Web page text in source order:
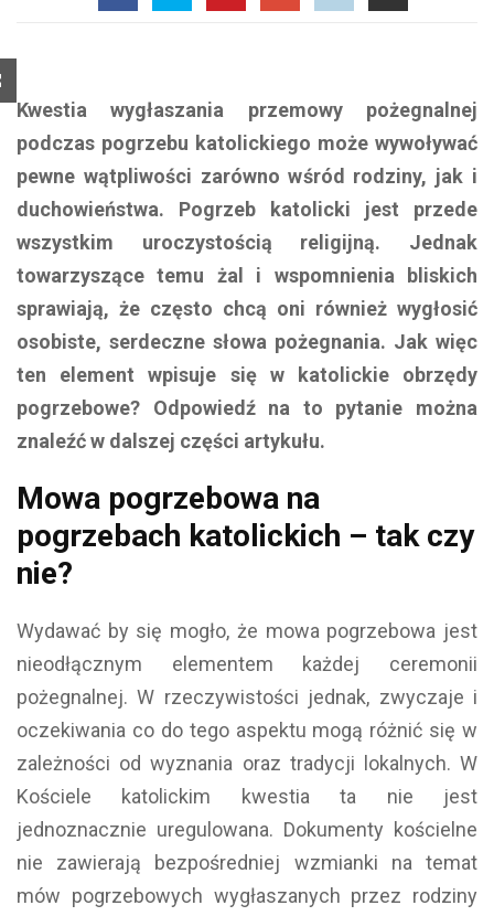
Kwestia wygłaszania przemowy pożegnalnej
podczas pogrzebu katolickiego może wywoływać
pewne wątpliwości zarówno wśród rodziny, jak i
duchowieństwa. Pogrzeb katolicki jest przede
wszystkim uroczystością religijną. Jednak
towarzyszące temu żal i wspomnienia bliskich
sprawiają, że często chcą oni również wygłosić
osobiste, serdeczne słowa pożegnania. Jak więc
ten element wpisuje się w katolickie obrzędy
pogrzebowe? Odpowiedź na to pytanie można
znaleźć w dalszej części artykułu.
Mowa pogrzebowa na
pogrzebach katolickich – tak czy
nie?
Wydawać by się mogło, że mowa pogrzebowa jest
nieodłącznym elementem każdej ceremonii
pożegnalnej. W rzeczywistości jednak, zwyczaje i
oczekiwania co do tego aspektu mogą różnić się w
zależności od wyznania oraz tradycji lokalnych. W
Kościele katolickim kwestia ta nie jest
jednoznacznie uregulowana. Dokumenty kościelne
nie zawierają bezpośredniej wzmianki na temat
mów pogrzebowych wygłaszanych przez rodziny